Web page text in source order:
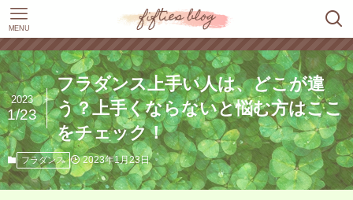
MENU
フラダンス上手い人は、どこが違
う？上手くならないと悩む方はここ
をチェック！
2023
1/23
フラダンス 2023年1月23日